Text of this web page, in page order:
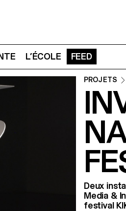
L’ÉCOLE FEED
PROJETS
Deux
Media &
festival